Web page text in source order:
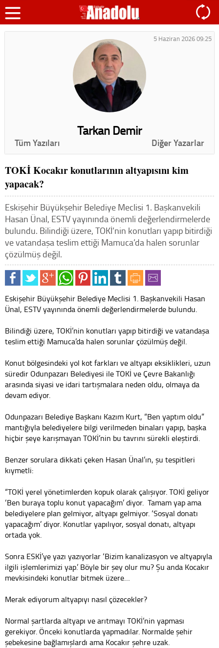
5 Haziran 2026 09:25
Tarkan Demir
Tüm Yazıları Diğer Yazarlar
TOKİ Kocakır konutlarının altyapısını kim
yapacak?
Eskişehir Büyükşehir Belediye Meclisi 1. Başkanvekili
Hasan Ünal, ESTV yayınında önemli değerlendirmelerde
bulundu. Bilindiği üzere, TOKİ’nin konutları yapıp bitirdiği
ve vatandaşa teslim ettiği Mamuca’da halen sorunlar
çözülmüş değil.
Eskişehir Büyükşehir Belediye Meclisi 1. Başkanvekili Hasan
Ünal, ESTV yayınında önemli değerlendirmelerde bulundu.
Bilindiği üzere, TOKİ’nin konutları yapıp bitirdiği ve vatandaşa
teslim ettiği Mamuca’da halen sorunlar çözülmüş değil.
Konut bölgesindeki yol kot farkları ve altyapı eksiklikleri, uzun
süredir Odunpazarı Belediyesi ile TOKİ ve Çevre Bakanlığı
arasında siyasi ve idari tartışmalara neden oldu, olmaya da
devam ediyor.
Odunpazarı Belediye Başkanı Kazım Kurt, “Ben yaptım oldu”
mantığıyla belediyelere bilgi verilmeden binaları yapıp, başka
hiçbir şeye karışmayan TOKİ’nin bu tavrını sürekli eleştirdi.
Benzer sorulara dikkati çeken Hasan Ünal’ın, şu tespitleri
kıymetli:
“TOKİ yerel yönetimlerden kopuk olarak çalışıyor. TOKİ geliyor
‘Ben buraya toplu konut yapacağım’ diyor. Tamam yap ama
belediyelere plan gelmiyor, altyapı gelmiyor. ‘Sosyal donatı
yapacağım’ diyor. Konutlar yapılıyor, sosyal donatı, altyapı
ortada yok.
Sonra ESKİ’ye yazı yazıyorlar ‘Bizim kanalizasyon ve altyapıyla
ilgili işlemlerimizi yap.’ Böyle bir şey olur mu? Şu anda Kocakır
mevkisindeki konutlar bitmek üzere…
Merak ediyorum altyapıyı nasıl çözecekler?
Normal şartlarda altyapı ve arıtmayı TOKİ’nin yapması
gerekiyor. Önceki konutlarda yapmadılar. Normalde şehir
şebekesine bağlamışlardı ama Kocakır şehre uzak.